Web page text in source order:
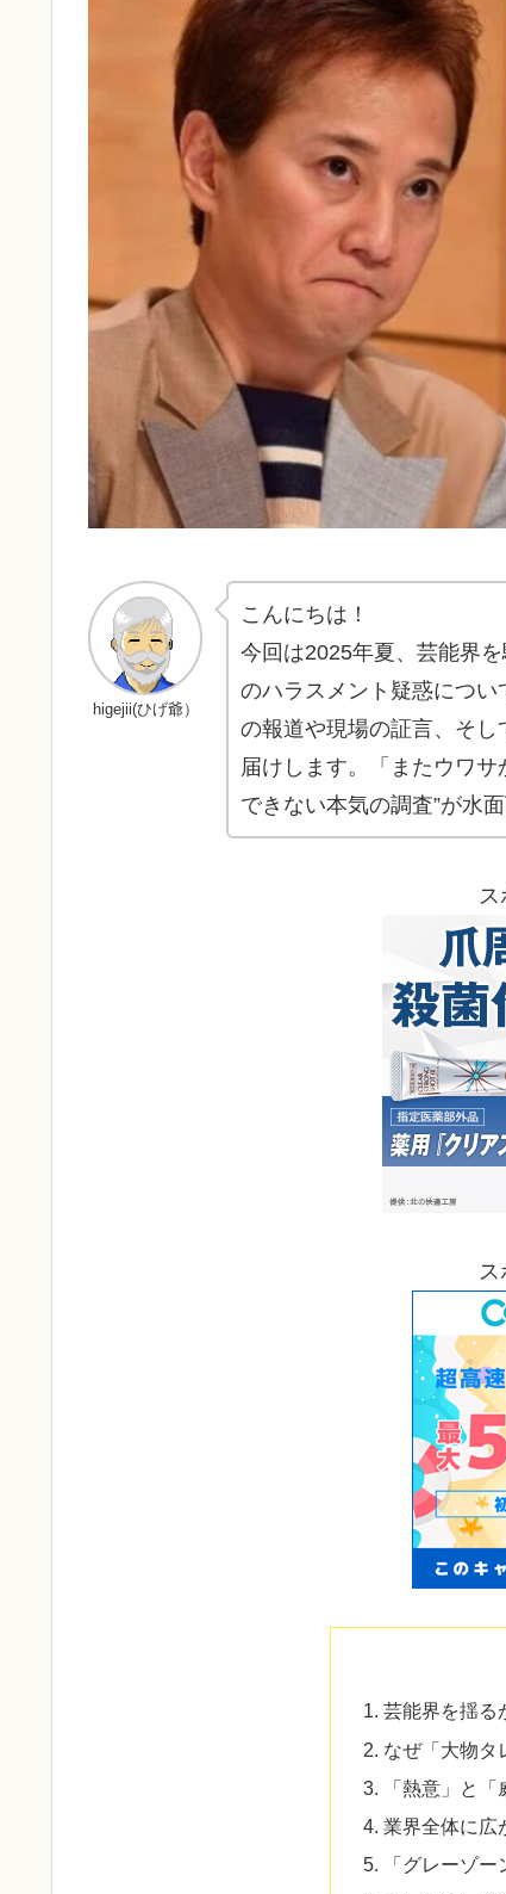
higejii(ひげ爺）
こんにちは！
今回は2025年夏、芸能界
のハラスメント疑惑につ
の報道や現場の証言、そ
届けします。「またウワ
できない本気の調査”が水
ス
芸能界を揺る
なぜ「大物タ
「熱意」と
業界全体に広
「グレーゾ